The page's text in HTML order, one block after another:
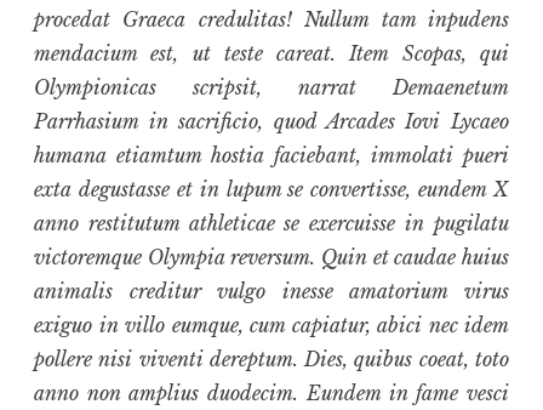
procedat Graeca credulitas! Nullum tam inpudens
mendacium est, ut teste careat. Item Scopas, qui
Olympionicas scripsit, narrat Demaenetum
Parrhasium in sacrificio, quod Arcades Iovi Lycaeo
humana etiamtum hostia faciebant, immolati pueri
exta degustasse et in lupum se convertisse, eundem X
anno restitutum athleticae se exercuisse in pugilatu
victoremque Olympia reversum. Quin et caudae huius
animalis creditur vulgo inesse amatorium virus
exiguo in villo eumque, cum capiatur, abici nec idem
pollere nisi viventi dereptum. Dies, quibus coeat, toto
anno non amplius duodecim. Eundem in fame vesci